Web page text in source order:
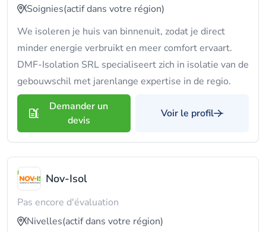
Soignies(actif dans votre région)
We isoleren je huis van binnenuit, zodat je direct
minder energie verbruikt en meer comfort ervaart.
DMF-Isolation SRL specialiseert zich in isolatie van de
gebouwschil met jarenlange expertise in de regio.
Demander un
devis
Voir le profil
Nov-Isol
Pas encore d'évaluation
Nivelles(actif dans votre région)